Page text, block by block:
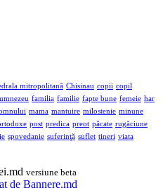
mitropolitană Chisinau copii copil
familia familie fapte bune femeie har
mama mantuire milostenie minune
post predica preot păcate rugăciune
spovedanie suferinţă suflet tineri viata
versiune beta